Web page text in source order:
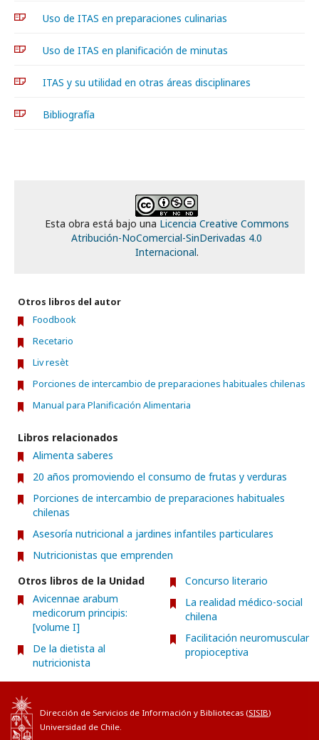
Uso de ITAS en preparaciones culinarias
Uso de ITAS en planificación de minutas
ITAS y su utilidad en otras áreas disciplinares
Bibliografía
Esta obra está bajo una Licencia Creative Commons
Atribución-NoComercial-SinDerivadas 4.0
Internacional.
Otros libros del autor
Foodbook
Recetario
Liv resèt
Porciones de intercambio de preparaciones habituales chilenas
Manual para Planificación Alimentaria
Libros relacionados
Alimenta saberes
20 años promoviendo el consumo de frutas y verduras
Porciones de intercambio de preparaciones habituales
chilenas
Asesoría nutricional a jardines infantiles particulares
Nutricionistas que emprenden
Otros libros de la Unidad
Avicennae arabum
medicorum principis:
[volume I]
De la dietista al
nutricionista
Concurso literario
La realidad médico-social
chilena
Facilitación neuromuscular
propioceptiva
Dirección de Servicios de Información y Bibliotecas (SISIB)
Universidad de Chile.